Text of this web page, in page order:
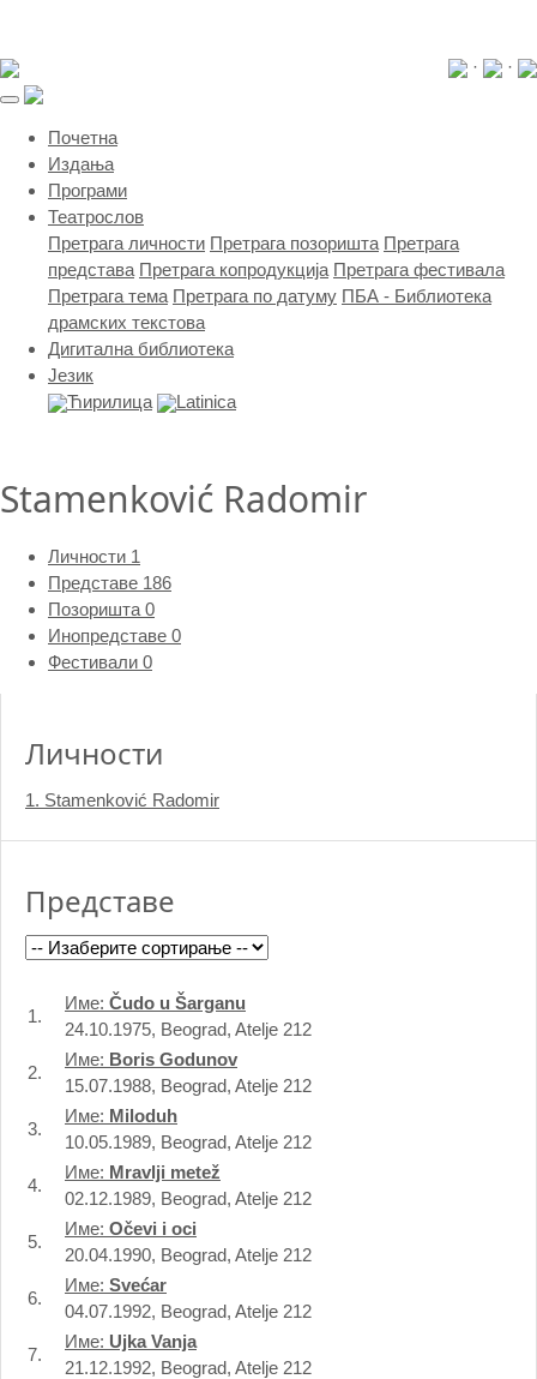
· ·
Почетна(current)
Издања
Програми
Театрослов
Претрага личности Претрага позоришта Претрага
представа Претрага копродукција Претрага фестивала
Претрага тема Претрага по датуму ПБА - Библиотека
драмских текстова
Дигитална библиотека
Језик
Ћирилица
Latinica
Stamenković Radomir
Личности 1
Представе 186
Позоришта 0
Инопредставе 0
Фестивали 0
Личности
1. Stamenković Radomir
Представе
1.
Име: Čudo u Šarganu
24.10.1975, Beograd, Atelje 212
2.
Име: Boris Godunov
15.07.1988, Beograd, Atelje 212
3.
Име: Miloduh
10.05.1989, Beograd, Atelje 212
4.
Име: Mravlji metež
02.12.1989, Beograd, Atelje 212
5.
Име: Očevi i oci
20.04.1990, Beograd, Atelje 212
6.
Име: Svećar
04.07.1992, Beograd, Atelje 212
7.
Име: Ujka Vanja
21.12.1992, Beograd, Atelje 212